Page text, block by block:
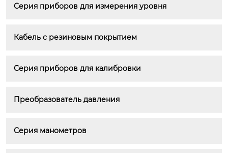
Серия приборов для измерения уровня
Кабель с резиновым покрытием
Серия приборов для калибровки
Преобразователь давления
Серия манометров